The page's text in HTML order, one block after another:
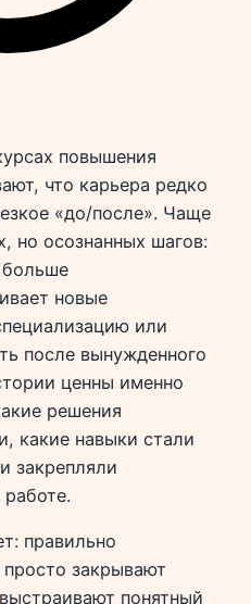
повышения
что карьера редко
«до/после». Чаще
но осознанных шагов:
больше
новые
или
после вынужденного
ценны именно
решения
какие навыки стали
закрепляли
правильно
закрывают
понятный